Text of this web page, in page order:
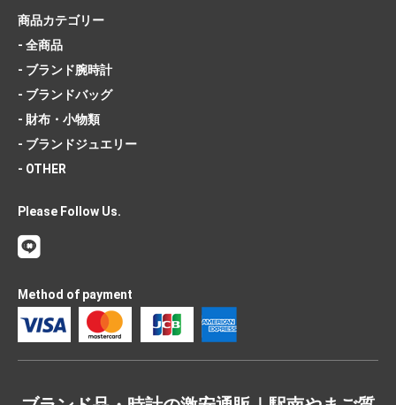
商品カテゴリー
- 全商品
- ブランド腕時計
- ブランドバッグ
- 財布・小物類
- ブランドジュエリー
- OTHER
Please Follow Us.
Method of payment